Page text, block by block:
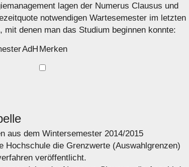
lagen der Numerus Clausus und
notwendigen Wartesemester im letzten
denen man das Studium beginnen konnte:
AdH Merken
aus dem Wintersemester 2014/2015
Hochschule die Grenzwerte (Auswahlgrenzen)
veröffentlicht.